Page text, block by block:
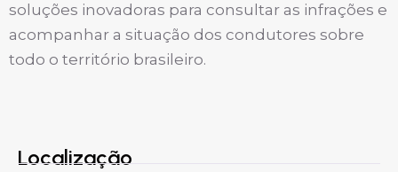
soluções inovadoras para consultar as infrações e
acompanhar a situação dos condutores sobre
todo o território brasileiro.
Localização